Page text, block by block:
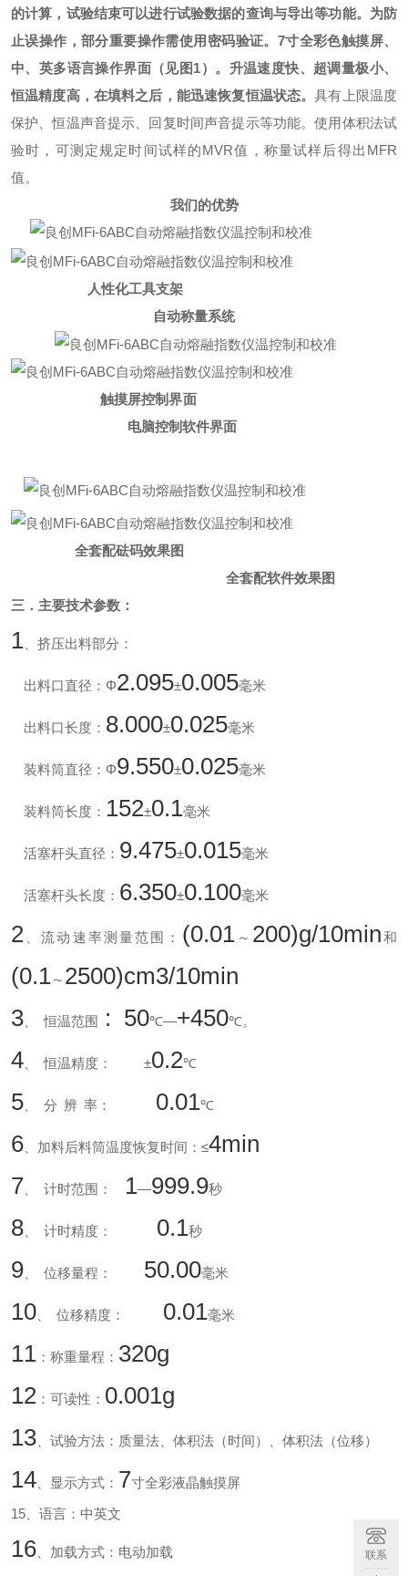
的计算，试验结束可以进行试验数据的查询与导出等功能。为防
止误操作，部分重要操作需使用密码验证。 7寸全彩色触摸屏、
中、英多语言操作界面（见图1）。升温速度快、超调量极小、
恒温精度高，在填料之后，能迅速恢复恒温状态。具有上限温度
保护、恒温声音提示、回复时间声音提示等功能。使用体积法试
验时，可测定规定时间试样的MVR值，称量试样后得出 MFR
值。
我们的优势
人性化工具支架
自动称量系统
触摸屏控制界面
电脑控制软件界面
全套配砝码效果图
全套配软件效果图
三． 主要技术参数：
1 、挤压出料部分：
出料口直径：Φ2.095±0.005毫米
出料口长度： 8.000±0.025毫米
装料筒直径：Φ9.550±0.025毫米
装料筒长度： 152±0.1毫米
活塞杆头直径： 9.475±0.015毫米
活塞杆头长度： 6.350±0.100毫米
2 、流动速率测量范围： (0.01～ 200)g/10min和
(0.1～ 2500)cm3/10min
3
恒温范围 : 50℃—+450℃。
4 恒温精度： ±0.2℃
5 分 辨 率： 0.01℃
6 、加料后料筒温度恢复时间：≤4min
7
计时范围： 1—999.9秒
8 计时精度： 0.1秒
9 位移量程： 50.00毫米
10 位移精度： 0.01毫米
11 ：称重量程： 320g
12 ：可读性： 0.001g
13 、试验方法：质量法、体积法（时间）、体积法（位移）
14 、显示方式： 7寸全彩液晶触摸屏
15 、语言：中英文
16 、加载方式：电动加载 联系